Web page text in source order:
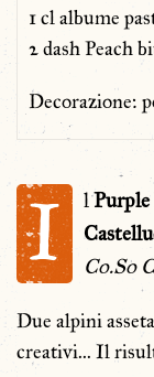
1 cl albume
2 dash Peach
Decorazione:
I l
Co.So
Due alpini
creativi… Il